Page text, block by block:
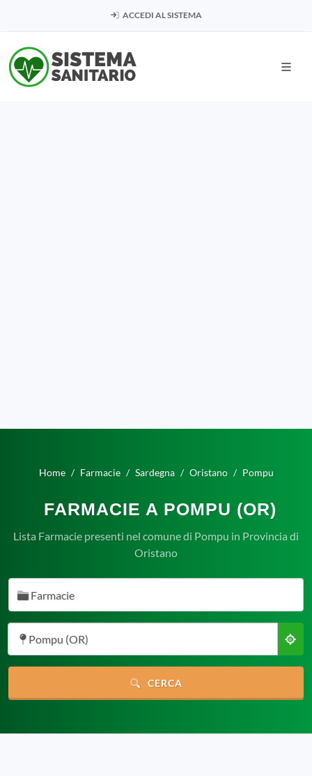
ACCEDI AL SISTEMA
Home Farmacie Sardegna Oristano Pompu
FARMACIE A POMPU (OR)
Lista Farmacie presenti nel comune di Pompu in Provincia di
Oristano
Farmacie
Pompu (OR)
CERCA